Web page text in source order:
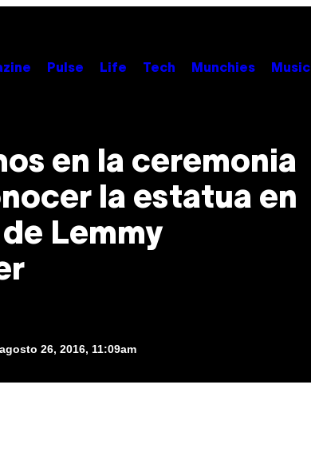
Pulse Life Tech Munchies Music
en la ceremonia
la estatua en
Lemmy
agosto 26, 2016, 11:09am